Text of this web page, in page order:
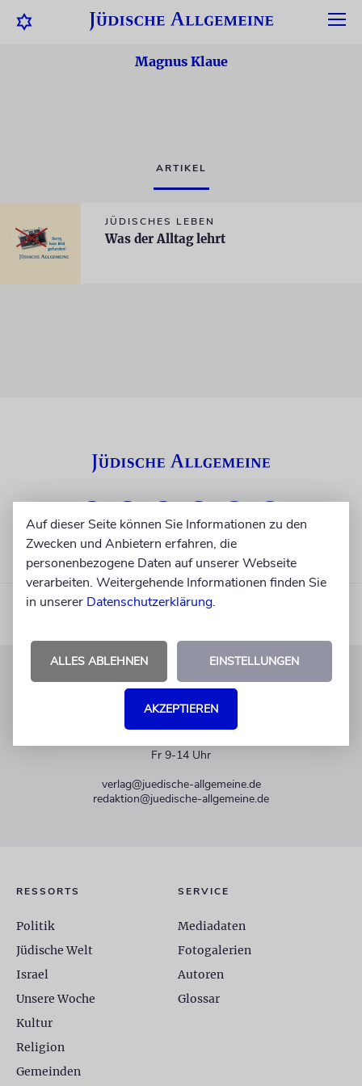
Magnus Klaue
ARTIKEL
JÜDISCHES LEBEN
Was der Alltag lehrt
KUNDENSERVICE
Fr 9-14 Uhr
verlag@juedische-allgemeine.de
redaktion@juedische-allgemeine.de
RESSORTS
Politik
Jüdische Welt
Israel
Unsere Woche
Kultur
Religion
Gemeinden
SERVICE
Mediadaten
Fotogalerien
Autoren
Glossar
Auf dieser Seite können Sie Informationen zu den
Zwecken und Anbietern erfahren, die
personenbezogene Daten auf unserer Webseite
verarbeiten. Weitergehende Informationen finden Sie
in unserer Datenschutzerklärung.
ALLES ABLEHNEN EINSTELLUNGEN
AKZEPTIEREN